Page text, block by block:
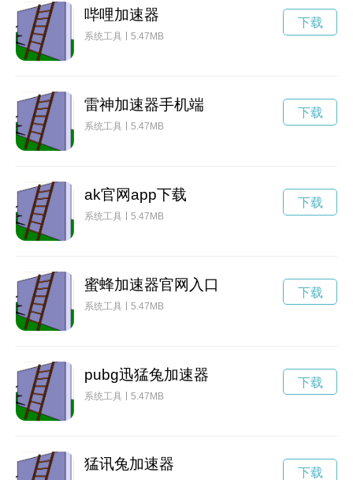
哔哩加速器
系统工具 5.47MB
下载
雷神加速器手机端
系统工具 5.47MB
下载
ak官网app下载
系统工具 5.47MB
下载
蜜蜂加速器官网入口
系统工具 5.47MB
下载
pubg迅猛兔加速器
系统工具 5.47MB
下载
猛讯兔加速器 下载